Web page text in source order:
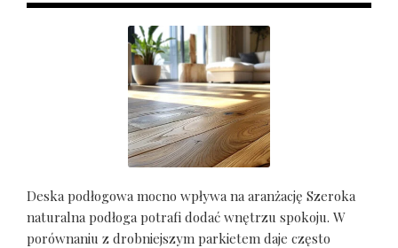
Deska podłogowa mocno wpływa na aranżację Szeroka
naturalna podłoga potrafi dodać wnętrzu spokoju. W
porównaniu z drobniejszym parkietem daje często